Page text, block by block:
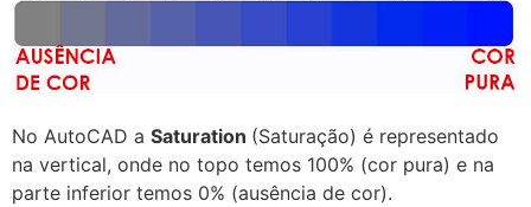
No AutoCAD a Saturation (Saturação) é representado
na vertical, onde no topo temos 100% (cor pura) e na
parte inferior temos 0% (ausência de cor).